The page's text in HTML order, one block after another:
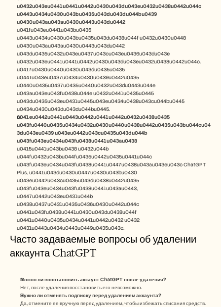
u0432u043eu0441u0441u0442u0430u043du043eu0432u0438u0442u044c
u0443u0434u0430u043bu0435u043du043du044bu0439
u0430u043au043au0430u0443u043du0442
u041fu043eu0441u043bu0435
u0443u0434u0430u043bu0435u043du0438u044f u0432u0430u0448
u0430u043au043au0430u0443u043du0442
u043du0435u0432u043eu0437u043cu043eu0436u043du043e
u0432u043eu0441u0441u0442u0430u043du043eu0432u0438u0442u044c.
u0417u0430u0440u0430u043du0435u0435
u0441u043eu0437u0434u0430u0439u0442u0435
u0440u0435u0437u0435u0440u0432u043du0443u044e
u043au043eu043fu0438u044e u0432u0441u0435u0445
u043du0435u043eu0431u0445u043eu0434u0438u043cu044bu0445
u0434u0430u043du043du044bu0445.
u041eu0442u0441u0443u0442u0441u0442u0432u0438u0435
u043fu0440u0435u0434u0432u0430u0440u0438u0442u0435u043bu044cu04
3du043eu0439 u043eu0442u043cu0435u043du044b
u043fu043eu0434u043fu0438u0441u043au0438
u0415u0441u043bu0438 u0432u044b
u044fu0432u043bu044fu0435u0442u0435u0441u044c
u043fu043eu0434u043fu0438u0441u0447u0438u043au043eu043c ChatGPT
Plus, u0441u043du0430u0447u0430u043bu0430
u043eu0442u043cu0435u043du0438u0442u0435
u043fu043eu0434u043fu0438u0441u043au0443,
u0447u0442u043eu0431u044b
u0438u0437u0431u0435u0436u0430u0442u044c
u0441u043fu0438u0441u0430u043du0438u044f
u0441u0440u0435u0434u0441u0442u0432 u0432
u0431u0443u0434u0443u0449u0435u043c.
Часто задаваемые вопросы об удалении
аккаунта ChatGPT
Можно ли восстановить аккаунт ChatGPT после удаления?
Нет, после удаления восстановить его невозможно.
Нужно ли отменять подписку перед удалением аккаунта?
Да, отмените ее вручную перед удалением, чтобы избежать списания средств.